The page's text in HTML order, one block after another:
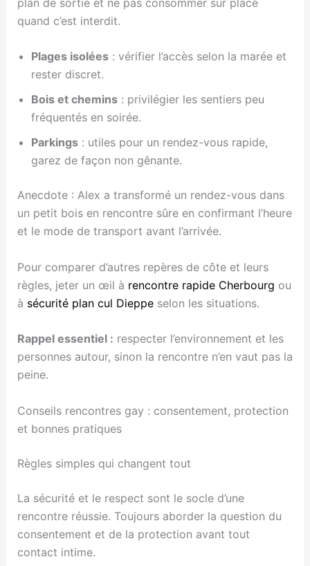
quand c’est interdit.
Plages isolées: vérifier l’accès selon la marée et
rester discret.
Bois et chemins: privilégier les sentiers peu
fréquentés en soirée.
Parkings: utiles pour un rendez-vous rapide,
garez de façon non gênante.
Anecdote : Alex a transformé un rendez-vous dans
un petit bois en rencontre sûre en confirmant l’heure
et le mode de transport avant l’arrivée.
Pour comparer d’autres repères de côte et leurs
règles, jeter un œil à rencontre rapide Cherbourg ou
à sécurité plan cul Dieppeselon les situations.
Rappel essentiel : respecter l’environnement et les
personnes autour, sinon la rencontre n’en vaut pas la
peine.
Conseils rencontres gay : consentement, protection
et bonnes pratiques
Règles simples qui changent tout
La sécurité et le respect sont le socle d’une
rencontre réussie. Toujours aborder la question du
consentement et de la protection avant tout
contact intime.